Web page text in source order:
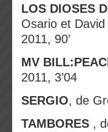
LOS DIOSES
Osario et
2011, 90’
MV
2011, 3’04
SERGIO, de
TAMBORES ,